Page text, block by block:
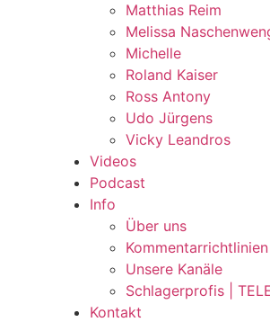
Matthias Reim
Melissa
Michelle
Roland Kaiser
Ross Antony
Udo Jürgens
Vicky Leandros
Videos
Podcast
Info
Über uns
Kommentarrichtlinien
Unsere Kanäle
Schlagerprofis |
Kontakt